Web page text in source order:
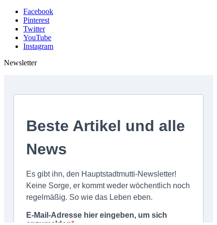
Facebook
Pinterest
Twitter
YouTube
Instagram
Newsletter